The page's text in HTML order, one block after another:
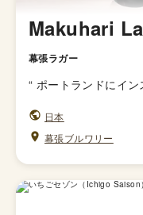
Makuhari
幕張ラガー
“ ポートランドにイ
日本
幕張ブルワリー